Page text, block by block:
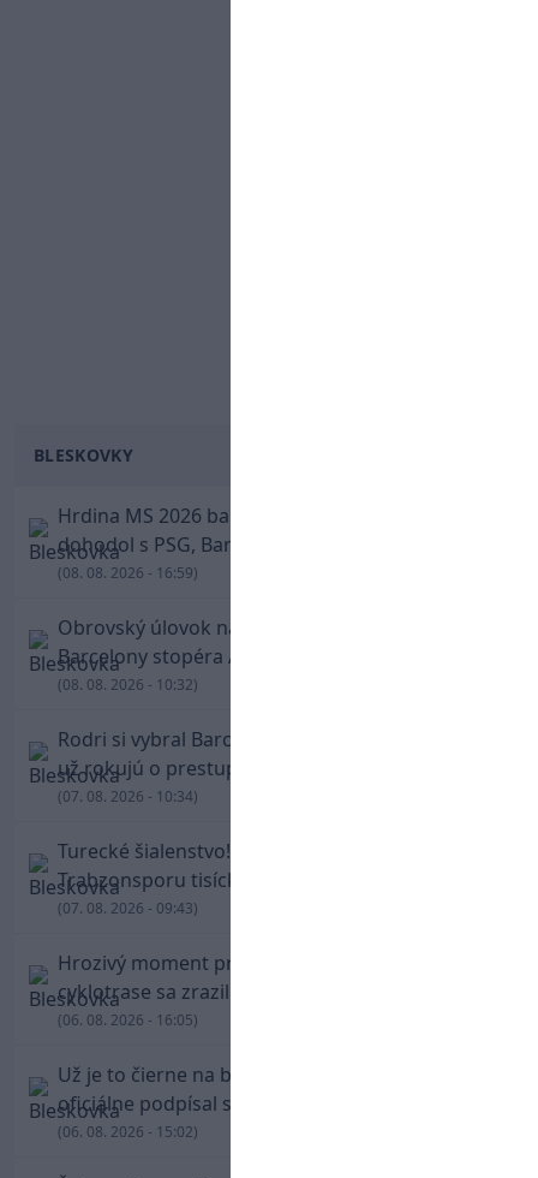
BLESKOVKY
Hrdina MS 2026 balí kufre! Ferran Torres sa
dohodol s PSG, Barcelona mu brániť nebude
(08. 08. 2026 - 16:59)
Obrovský úlovok na Anfielde: Liverpool získal z
Barcelony stopéra Arauja
(08. 08. 2026 - 10:32)
Rodri si vybral Barcelonu a odmietol Real. Kluby
už rokujú o prestupovej čiastke
(07. 08. 2026 - 10:34)
Turecké šialenstvo! Salaha vítali na štadióne
Trabzonsporu tisícky fanúšikov
(07. 08. 2026 - 09:43)
Hrozivý moment pre Zdena Cháru! Na
cyklotrase sa zrazil s bežcom
(06. 08. 2026 - 16:05)
Už je to čierne na bielom: Mohamed Salah
oficiálne podpísal s Trabzonsporom
(06. 08. 2026 - 15:02)